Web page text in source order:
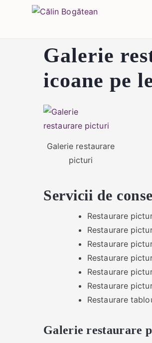
Călin Bogătean
Picturi originale, icoane
Galerie
icoane pe
Galerie restaurare
picturi
Servicii de
Restaurare
Restaurare
Restaurare
Restaurare
Restaurare
Restaurare
Restaurare
Galerie restaurare